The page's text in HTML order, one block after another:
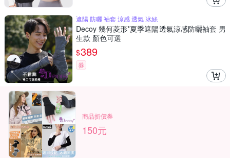
遮陽 防曬 袖套 涼感 透氣 冰絲
Decoy 幾何菱形*夏季遮陽透氣涼感防曬袖套 男
生款 顏色可選
$389
券
商品折價券
150元